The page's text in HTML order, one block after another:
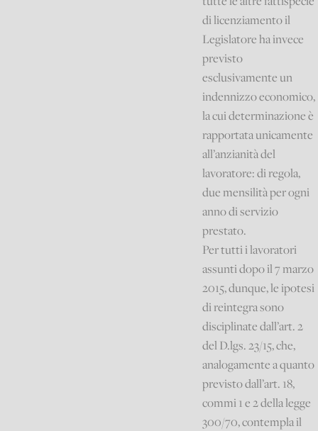
di licenziamento il
Legislatore ha invece
previsto
esclusivamente un
indennizzo economico,
la cui determinazione è
rapportata unicamente
all’anzianità del
lavoratore: di regola,
due mensilità per ogni
anno di servizio
prestato.
Per tutti i lavoratori
assunti dopo il 7 marzo
2015, dunque, le ipotesi
di reintegra sono
disciplinate dall’art. 2
del D.lgs. 23/15, che,
analogamente a quanto
previsto dall’art. 18,
commi 1 e 2 della legge
300/70, contempla il